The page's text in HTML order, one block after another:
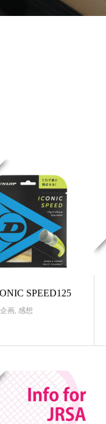
SPEED125
画, 感想